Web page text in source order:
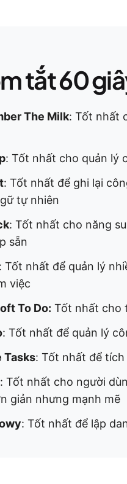
tắt 60
The Milk: Tốt nhất
: Tốt nhất cho quản lý
: Tốt nhất để ghi lại
tự nhiên
: Tốt nhất cho năng
sẵn
: Tốt nhất để quản lý
việc
To Do: Tốt nhất cho
: Tốt nhất để quản lý
Tasks: Tốt nhất để tích
: Tốt nhất cho người
giản nhưng mạnh mẽ
: Tốt nhất để lập